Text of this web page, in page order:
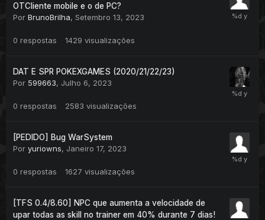
OTCliente mobile e o de PC?
Por BrunoBrilha, Setembro 13, 2023
0 respostas 1429 visualizações
DAT E SPR POKEXGAMES (2020/21/22/23)
Por 599663, Julho 6, 2023
0 respostas 2583 visualizações
[PEDIDO] Bug WarSystem
Por yuriowns, Janeiro 17, 2023
0 respostas 1627 visualizações
[TFS 0.4/8.60] NPC que aumenta a velocidade de
upar todas as skill no trainer em 40% durante 7 dias!